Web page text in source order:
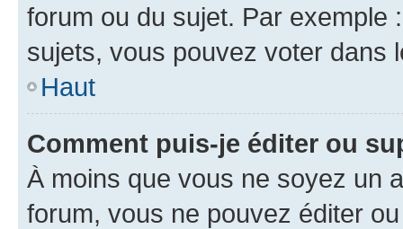
forum ou du sujet. Par exemple
sujets, vous pouvez voter dans
Haut
Comment puis-je éditer ou
À moins que vous ne soyez un
forum, vous ne pouvez éditer